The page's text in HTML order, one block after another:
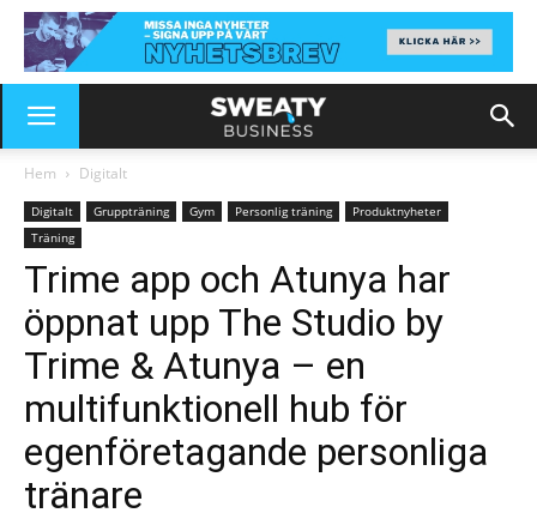
Hem Digitalt
Digitalt Gruppträning Gym Personlig träning
Produktnyheter
Träning
Trime app och Atunya har
öppnat upp The Studio by
Trime & Atunya – en
multifunktionell hub för
egenföretagande personliga
tränare